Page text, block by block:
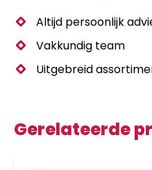
Altijd persoonlijk
Vakkundig team
Uitgebreid
Gerelateerde